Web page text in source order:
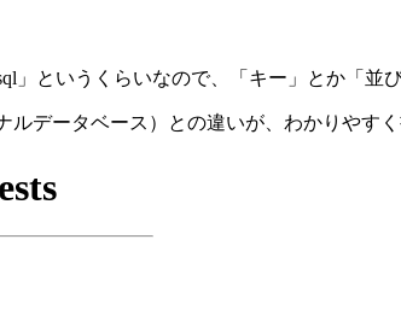
」というくらいなので、「キー」とか「
データベース）との違いが、わかりやすく